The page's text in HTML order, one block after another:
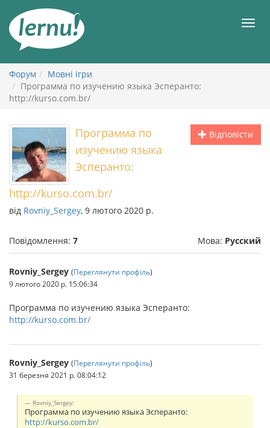
змісту
Форум
Мовні ігри
Программа по изучению языка Эсперанто:
http://kurso.com.br/
Відповісти
Программа по
изучению языка
Эсперанто:
http://kurso.com.br/
від Rovniy_Sergey, 9 лютого 2020 р.
Повідомлення: 7 Мова: Русский
Rovniy_Sergey (Переглянути профіль)
9 лютого 2020 р. 15:06:34
Программа по изучению языка Эсперанто:
http://kurso.com.br/
Rovniy_Sergey (Переглянути профіль)
31 березня 2021 р. 08:04:12
Rovniy_Sergey:
Программа по изучению языка Эсперанто:
http://kurso.com.br/